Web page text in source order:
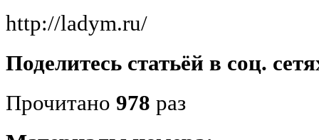
http://ladym.ru/
Поделитесь статьёй в соц.
Прочитано 978 раз